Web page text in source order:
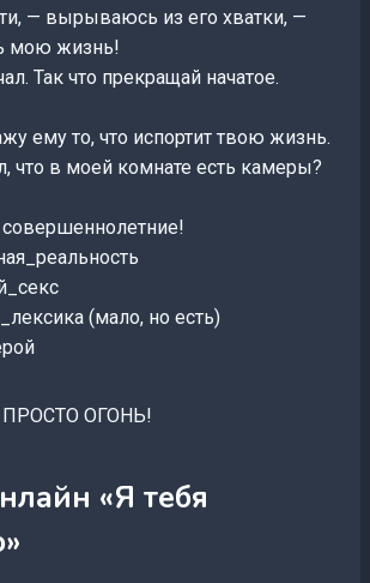
— вырываюсь из его хватки, —
мою жизнь!
Так что прекращай начатое.
ему то, что испортит твою жизнь.
что в моей комнате есть камеры?
совершеннолетние!
(мало, но есть)
ОГОНЬ!
«Я тебя